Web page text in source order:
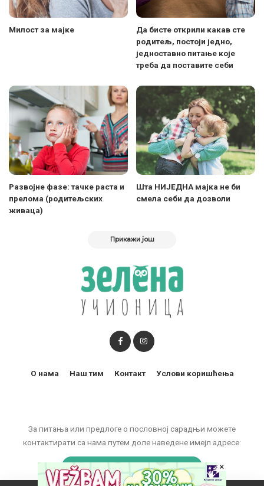
Милост за мајке
Да бисте открили какав сте
родитељ, постоји једно,
једноставно питање које
треба да поставите себи
Развојне фазе: тачке раста и
прелома (родитељских
живаца)
Шта НИЈЕДНА мајка не би
смела себи да дозволи
Прикажи још
За питања или предлоге о пословној сарадњи можете
контактирати са нама путем доле наведене имејл адресе:
marketing@zelenaucionica.com
О нама Наш тим Контакт Услови коришћења
×